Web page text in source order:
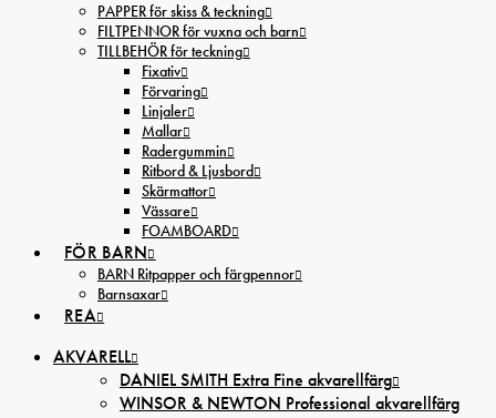
PAPPER för skiss & teckning
FILTPENNOR för vuxna och barn
TILLBEHÖR för teckning
Fixativ
Förvaring
Linjaler
Mallar
Radergummin
Ritbord & Ljusbord
Skärmattor
Vässare
FOAMBOARD
FÖR BARN
BARN Ritpapper och färgpennor
Barnsaxar
REA
AKVARELL
DANIEL SMITH Extra Fine akvarellfärg
WINSOR & NEWTON Professional akvarellfärg